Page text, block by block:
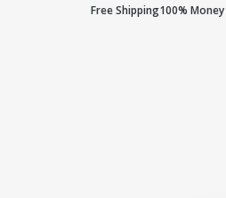
Free Shipping100%